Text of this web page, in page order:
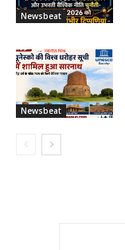
Newsbeat
Newsbeat